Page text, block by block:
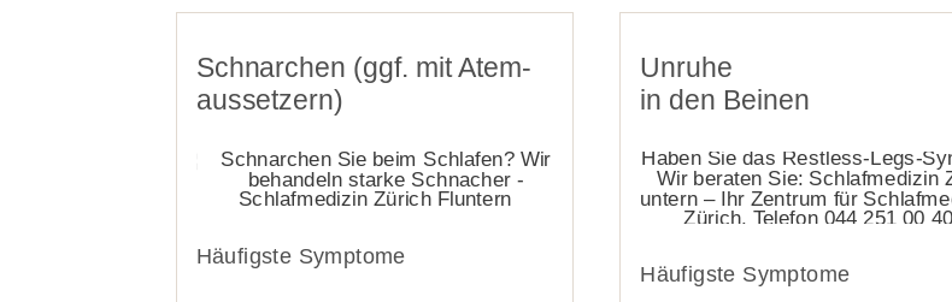
Schnarchen (ggf. mit Atem­
aussetzern)
Häufigste Symptome
Unruhe
in den Beinen
Häufigste Symptome